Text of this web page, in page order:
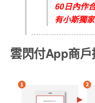
60日內作
有小斯獨家
雲閃付App商